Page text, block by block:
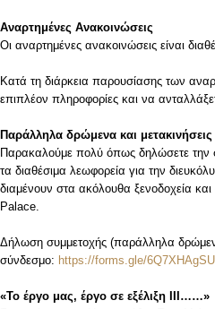
Αναρτημένες Ανακοινώσεις
Οι αναρτημένες ανακοινώσεις είναι
Κατά τη διάρκεια παρουσίασης των
επιπλέον πληροφορίες και να
Παράλληλα δρώμενα και
Παρακαλούμε πολύ όπως δηλώσετε την
τα διαθέσιμα λεωφορεία για την
διαμένουν στα ακόλουθα ξενοδοχεία
Palace.
Δήλωση συμμετοχής (παράλληλα
σύνδεσμο: https://forms.gle/
«Το έργο μας, έργο σε εξέλιξη
III……»